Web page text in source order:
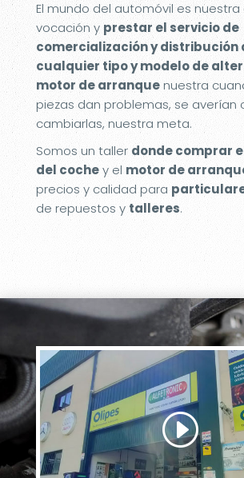
El mundo del automóvil es nuestra
vocación y prestar el servicio de
comercialización y distribución
cualquier tipo y modelo de
motor de arranquenuestra
piezas dan problemas, se averían
cambiarlas, nuestra meta.
Somos un taller donde comprar
del cochey el motor de
precios y calidad para
de repuestos ytalleres.